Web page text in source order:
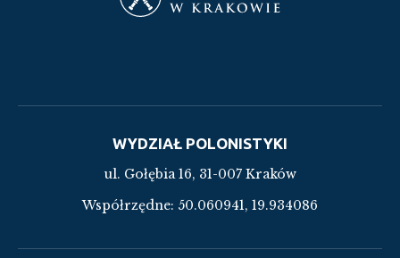
WYDZIAŁ POLONISTYKI
ul. Gołębia 16, 31-007 Kraków
Współrzędne: 50.060941, 19.934086